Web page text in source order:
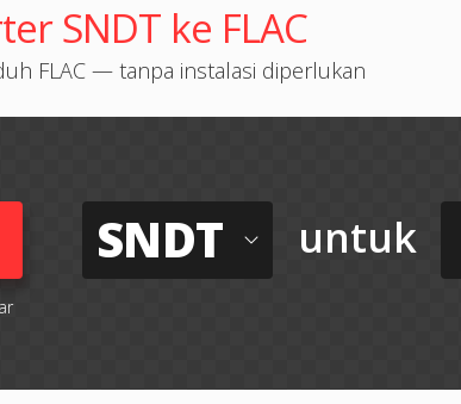
SNDT ke FLAC
FLAC — tanpa instalasi diperlukan
SNDT untuk